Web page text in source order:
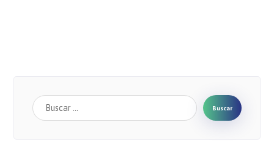
Buscar